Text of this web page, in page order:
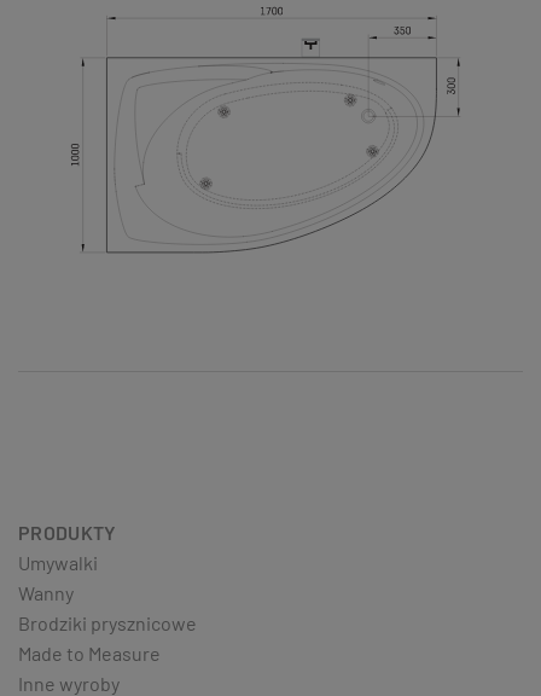
PRODUKTY
Umywalki
Wanny
Brodziki prysznicowe
Made to Measure
Inne wyroby